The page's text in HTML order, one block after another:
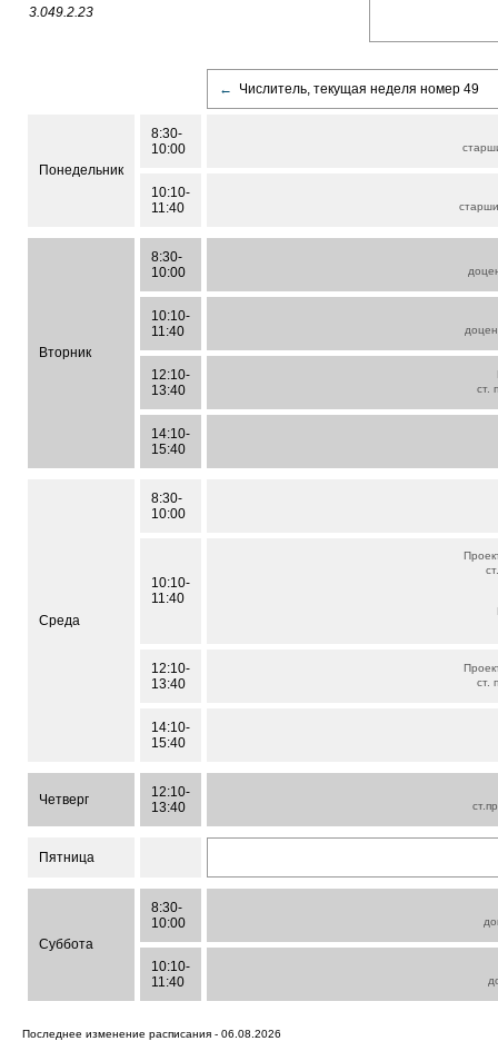
3.049.2.23
← Числитель, текущая неделя номер 49
Понедельник
8:30-
10:00
10:10-
11:40
Вторник
8:30-
10:00
10:10-
11:40
12:10-
13:40
ст.
14:10-
15:40
Среда
8:30-
10:00
10:10-
11:40
12:10-
13:40
ст.
14:10-
15:40
Четверг
12:10-
13:40
Пятница
Суббота
8:30-
10:00
10:10-
11:40
Последнее изменение расписания - 06.08.2026